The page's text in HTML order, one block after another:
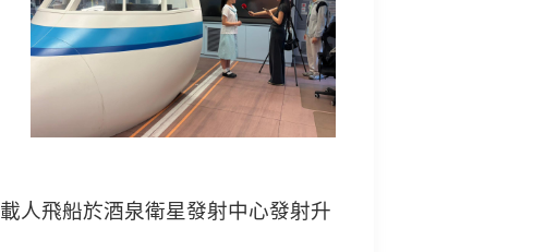
人飛船於酒泉衛星發射中心發射升